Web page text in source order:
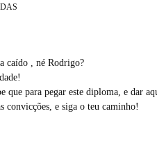
caído , né Rodrigo?
que para pegar este diploma, e dar
convicções, e siga o teu caminho!